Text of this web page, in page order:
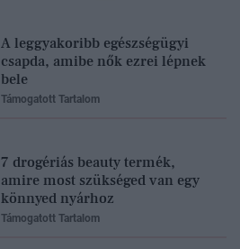
A leggyakoribb egészségügyi
csapda, amibe nők ezrei lépnek
bele
Támogatott Tartalom
7 drogériás beauty termék,
amire most szükséged van egy
könnyed nyárhoz
Támogatott Tartalom